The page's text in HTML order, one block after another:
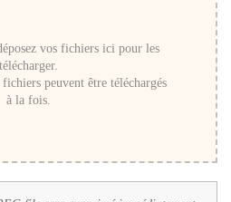
vos fichiers ici pour les
télécharger.
peuvent être téléchargés
à la fois.